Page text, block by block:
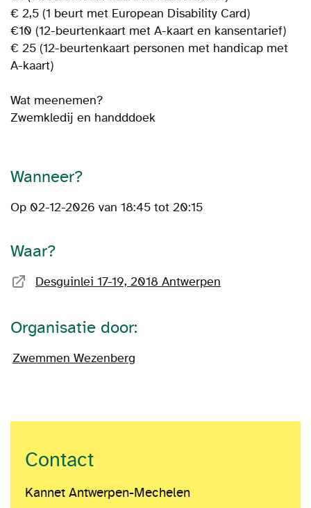
€ 2,5 (1 beurt met European Disability Card)
€10 (12-beurtenkaart met A-kaart en kansentarief)
€ 25 (12-beurtenkaart personen met handicap met
A-kaart)
Wat meenemen?
Zwemkledij en handddoek
Wanneer?
Op 02-12-2026 van 18:45 tot 20:15
Waar?
Desguinlei 17-19, 2018 Antwerpen
Organisatie door:
Zwemmen Wezenberg
Contact
Kannet Antwerpen-Mechelen